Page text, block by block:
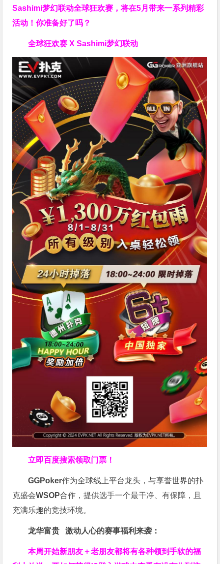
Sashimi梦幻联动全球狂欢赛，将在5月带来一系列精彩
活动！你准备好了吗？
全球狂欢赛 X Sashimi梦幻联动
立即百度搜索领取门票！
GGPoker作为全球线上平台龙头，与享誉世界的扑
克盛会WSOP合作，提供选手一个最干净、有保障，且
充满乐趣的竞技环境。
龙华富贵 激动人心的赛事福利来袭：
本周开始新朋友＋老朋友都将有各种领到手软的福